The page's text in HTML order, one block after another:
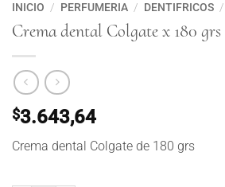
INICIO / PERFUMERIA / DENTIFRICOS /
Crema dental Colgate x 180 grs
$3.643,64
Crema dental Colgate de 180 grs